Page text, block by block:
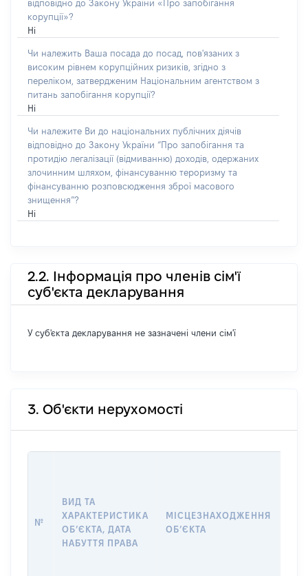
відповідно до Закону України «Про запобігання
корупції»?
Ні
Чи належить Ваша посада до посад, пов'язаних з
високим рівнем корупційних ризиків, згідно з
переліком, затвердженим Національним агентством з
питань запобігання корупції?
Ні
Чи належите Ви до національних публічних діячів
відповідно до Закону України “Про запобігання та
протидію легалізації (відмиванню) доходів, одержаних
злочинним шляхом, фінансуванню тероризму та
фінансуванню розповсюдження зброї масового
знищення”?
Ні
2.2. Інформація про членів сім'ї
суб'єкта декларування
У суб'єкта декларування не зазначені члени сім'ї
3. Об'єкти нерухомості
№
ВИД ТА
ХАРАКТЕРИСТИКА
ОБʼЄКТА, ДАТА
НАБУТТЯ ПРАВА
МІСЦЕЗНАХОДЖЕННЯ
ОБʼЄКТА